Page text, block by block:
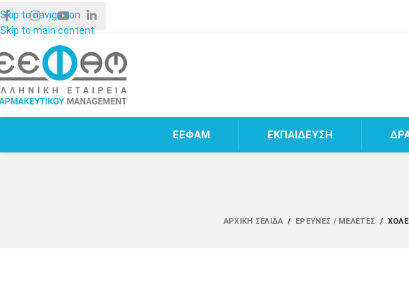
Skip to navigation
Skip to main content
ΕΕΦΑΜ ΕΚΠΑΙΔΕΥΣΗ
ΑΡΧΙΚΉ ΣΕΛΊΔΑ / ΈΡΕΥΝΕΣ / ΜΕΛΈΤΕΣ /